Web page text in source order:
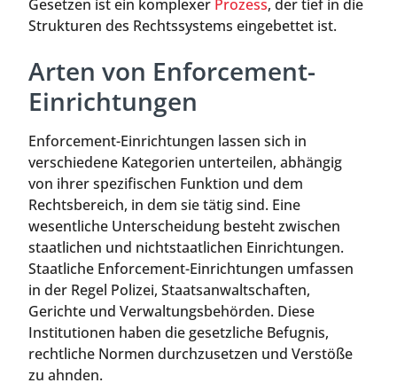
Gesetzen ist ein komplexer Prozess, der tief in die
Strukturen des Rechtssystems eingebettet ist.
Arten von Enforcement-
Einrichtungen
Enforcement-Einrichtungen lassen sich in
verschiedene Kategorien unterteilen, abhängig
von ihrer spezifischen Funktion und dem
Rechtsbereich, in dem sie tätig sind. Eine
wesentliche Unterscheidung besteht zwischen
staatlichen und nichtstaatlichen Einrichtungen.
Staatliche Enforcement-Einrichtungen umfassen
in der Regel Polizei, Staatsanwaltschaften,
Gerichte und Verwaltungsbehörden. Diese
Institutionen haben die gesetzliche Befugnis,
rechtliche Normen durchzusetzen und Verstöße
zu ahnden.